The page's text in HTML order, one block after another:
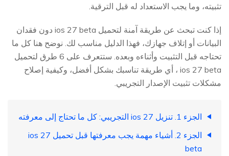
تثبيته، وما يجب الاستعداد له قبل الترقية.
إذا كنت تبحث عن طريقة آمنة لتحميل ios 27 beta دون فقدان
البيانات أو إتلاف جهازك، فهذا الدليل مناسب لك. نوضح هنا كل ما
تحتاجه قبل التثبيت وأثناءه وبعده. ستتعرف على 6 طرق لتحميل
ios 27 beta ، أي طريقة تناسبك بشكل أفضل، وكيفية إصلاح
مشكلات تثبيت الإصدار التجريبي.
الجزء 1. تنزيل ios 27 التجريبي: كل ما تحتاج إلى معرفته
الجزء 2. أشياء مهمة يجب معرفتها قبل تحميل ios 27
beta